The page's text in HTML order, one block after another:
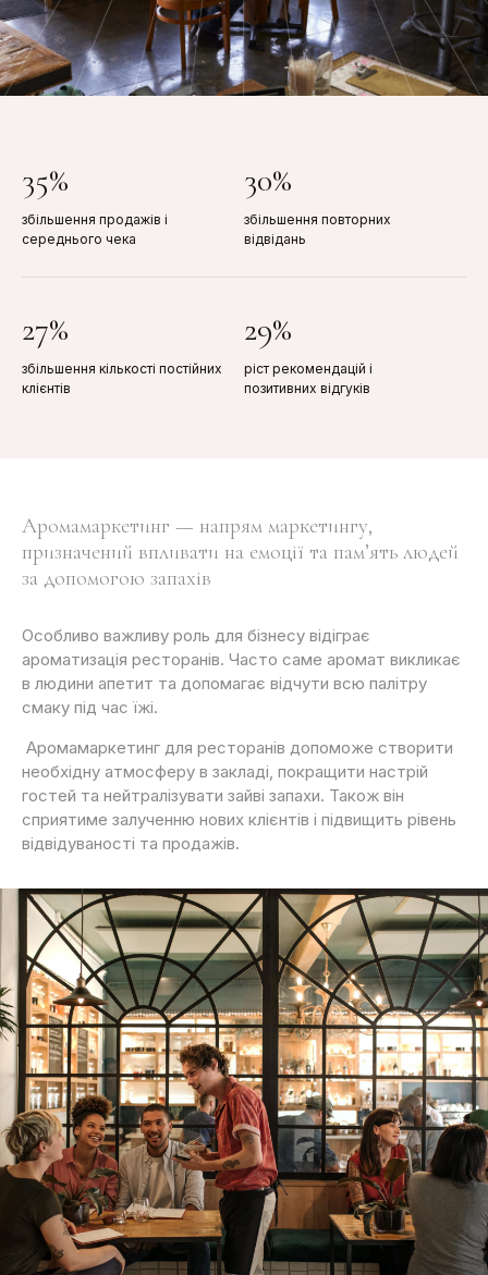
35%
збільшення продажів і
середнього чека
30%
збільшення повторних
відвідань
27%
збільшення кількості постійних
клієнтів
29%
ріст рекомендацій і
позитивних відгуків
Аромамаркетинг — напрям маркетингу,
призначений впливати на емоції та пам’ять людей
за допомогою запахів
Особливо важливу роль для бізнесу відіграє
ароматизація ресторанів. Часто саме аромат викликає
в людини апетит та допомагає відчути всю палітру
смаку під час їжі.
Аромамаркетинг для ресторанів допоможе створити
необхідну атмосферу в закладі, покращити настрій
гостей та нейтралізувати зайві запахи. Також він
сприятиме залученню нових клієнтів і підвищить рівень
відвідуваності та продажів.